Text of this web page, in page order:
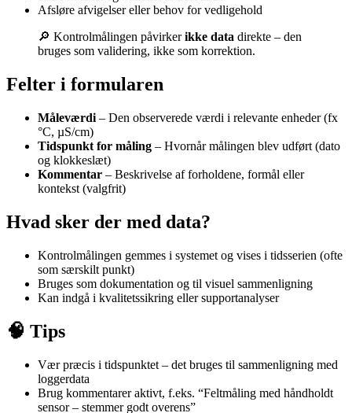
Afsløre afvigelser eller behov for vedligehold
🔎 Kontrolmålingen påvirkerikke data direkte – den
bruges som validering, ikke som korrektion.
Felter i formularen
Måleværdi – Den observerede værdi i relevante enheder (fx
°C, µS/cm)
Tidspunkt for måling – Hvornår målingen blev udført (dato
og klokkeslæt)
Kommentar – Beskrivelse af forholdene, formål eller
kontekst (valgfrit)
Hvad sker der med data?
Kontrolmålingen gemmes i systemet og vises i tidsserien (ofte
som særskilt punkt)
Bruges som dokumentation og til visuel sammenligning
Kan indgå i kvalitetssikring eller supportanalyser
🧠 Tips
Vær præcis i tidspunktet – det bruges til sammenligning med
loggerdata
Brug kommentarer aktivt, f.eks. “Feltmåling med håndholdt
sensor – stemmer godt overens”